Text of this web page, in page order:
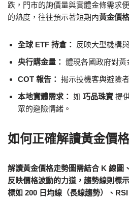
跌，門市的詢價量與實體金條需求
的熱度，往往預示著短期內黃金價
全球 ETF 持倉： 反映大型機構
央行購金量： 體現各國政府對黃
COT 報告： 揭示投機客與避險
本地實體需求： 如 巧品珠寶 提
眾的避險情緒。
如何正確解讀黃金價
解讀黃金價格走勢圖需結合 K 線圖
反映價格波動的力道，趨勢線則標
標如 200 日均線（長線趨勢）、